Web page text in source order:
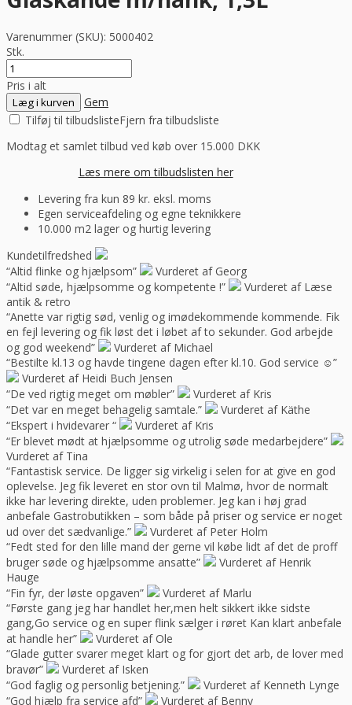
Varenummer (SKU): 5000402
Stk.
Pris i alt
Læg i kurven
Gem
Tilføj til tilbudslisteFjern fra tilbudsliste
Modtag et samlet tilbud ved køb over 15.000 DKK
Læs mere om tilbudslisten her
Levering fra kun 89 kr. eksl. moms
Egen serviceafdeling og egne teknikkere
10.000 m2 lager og hurtig levering
Kundetilfredshed
“Altid flinke og hjælpsom”
Vurderet af Georg
“Altid søde, hjælpsomme og kompetente !”
Vurderet af Læse
antik & retro
“Anette var rigtig sød, venlig og imødekommende kommende. Fik
en fejl levering og fik løst det i løbet af to sekunder. God arbejde
og god weekend”
Vurderet af Michael
“Bestilte kl.13 og havde tingene dagen efter kl.10. God service ☺”
Vurderet af Heidi Buch Jensen
“De ved rigtig meget om møbler”
Vurderet af Kris
“Det var en meget behagelig samtale.”
Vurderet af Käthe
“Ekspert i hvidevarer “
Vurderet af Kris
“Er blevet mødt at hjælpsomme og utrolig søde medarbejdere”
Vurderet af Tina
“Fantastisk service. De ligger sig virkelig i selen for at give en god
oplevelse. Jeg fik leveret en stor ovn til Malmø, hvor de normalt
ikke har levering direkte, uden problemer. Jeg kan i høj grad
anbefale Gastrobutikken – som både på priser og service er noget
ud over det sædvanlige.”
Vurderet af Peter Holm
“Fedt sted for den lille mand der gerne vil købe lidt af det de proff
bruger søde og hjælpsomme ansatte”
Vurderet af Henrik
Hauge
“Fin fyr, der løste opgaven”
Vurderet af Marlu
“Første gang jeg har handlet her,men helt sikkert ikke sidste
gang,Go service og en super flink sælger i røret Kan klart anbefale
at handle her”
Vurderet af Ole
“Glade gutter svarer meget klart og for gjort det arb, de lover med
bravør”
Vurderet af Isken
“God faglig og personlig betjening.”
Vurderet af Kenneth Lynge
“God hjælp fra service afd”
Vurderet af Benny